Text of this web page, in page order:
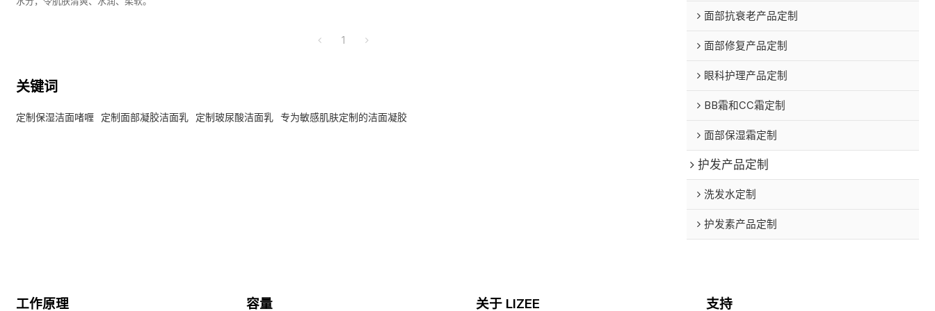
1
关键词
定制保湿洁面啫喱 定制面部凝胶洁面乳 定制玻尿酸洁面乳 专为敏感肌肤定制的洁面凝胶
面部抗衰老产品定制
面部修复产品定制
眼科护理产品定制
BB霜和CC霜定制
面部保湿霜定制
护发产品定制
洗发水定制
护发素产品定制
工作原理 容量 关于 LIZEE 支持